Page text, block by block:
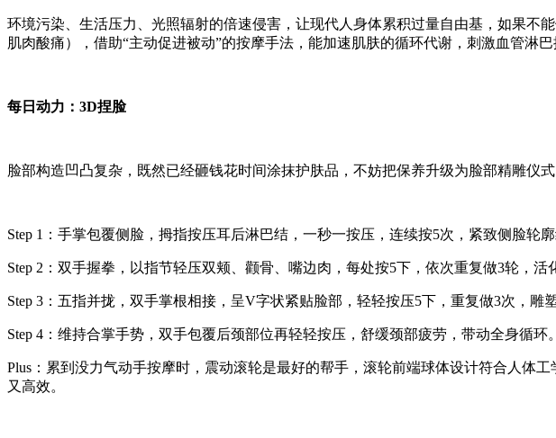
环境污染、生活压力、光照辐射的倍速侵害，让现代人身体累积过量自由基，如果不
肌肉酸痛），借助“主动促进被动”的按摩手法，能加速肌肤的循环代谢，刺激血管淋
每日动力：3D捏脸
脸部构造凹凸复杂，既然已经砸钱花时间涂抹护肤品，不妨把保养升级为脸部精雕仪
Step 1：手掌包覆侧脸，拇指按压耳后淋巴结，一秒一按压，连续按5次，紧致侧脸轮廓
Step 2：双手握拳，以指节轻压双颊、颧骨、嘴边肉，每处按5下，依次重复做3轮，活
Step 3：五指并拢，双手掌根相接，呈V字状紧贴脸部，轻轻按压5下，重复做3次，雕
Step 4：维持合掌手势，双手包覆后颈部位再轻轻按压，舒缓颈部疲劳，带动全身循环。
Plus：累到没力气动手按摩时，震动滚轮是最好的帮手，滚轮前端球体设计符合人体
又高效。